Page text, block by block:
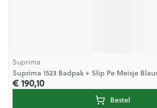
Suprima
Suprima 1523 Badpak + Slip Pe Meisje
€ 190,10
Bestel